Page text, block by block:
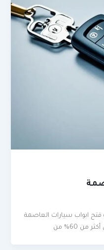
ابواب سيارات العاصمة
60% من